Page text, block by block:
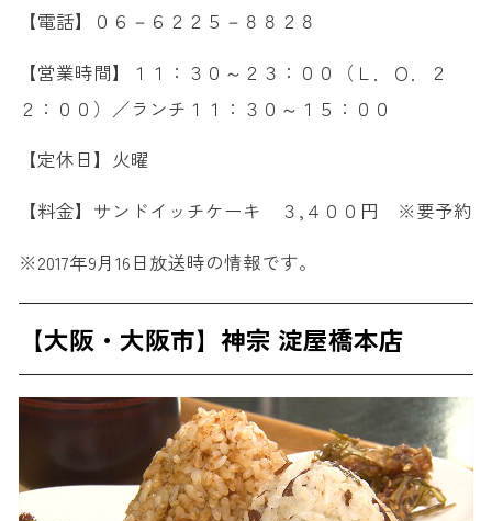
【電話】０６－６２２５－８８２８
【営業時間】１１：３０～２３：００（Ｌ．Ｏ．２
２：００）／ランチ１１：３０～１５：００
【定休日】火曜
【料金】サンドイッチケーキ ３,４００円 ※要予約
※2017年9月16日放送時の情報です。
【大阪・大阪市】神宗 淀屋橋本店